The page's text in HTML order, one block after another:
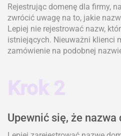
Rejestrując domenę dla firmy,
zwrócić uwagę na to, jakie
Lepiej nie rejestrować nazw,
istniejących. Nieuważni klienci
zamówienie na podobnej
Krok 2
Upewnić się, że nazwa